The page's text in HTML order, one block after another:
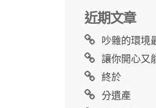
近期文章
吵雜的環境
讓你開心又
終於
分遺產